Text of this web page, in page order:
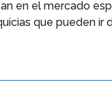
en el mercado
que pueden ir